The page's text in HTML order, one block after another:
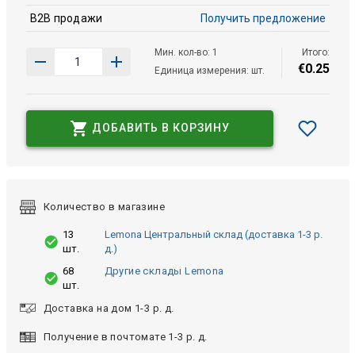
B2B продажи Получить предложение
Мин. кол-во: 1
Единица измерения: шт.
Итого:
€0.25
ДОБАВИТЬ В КОРЗИНУ
Количество в магазине
13
шт.
Lemona Центральный склад (доставка 1-3 р.
д.)
68
шт.
Другие склады Lemona
Доставка на дом 1-3 р. д.
Получение в почтомате 1-3 р. д.